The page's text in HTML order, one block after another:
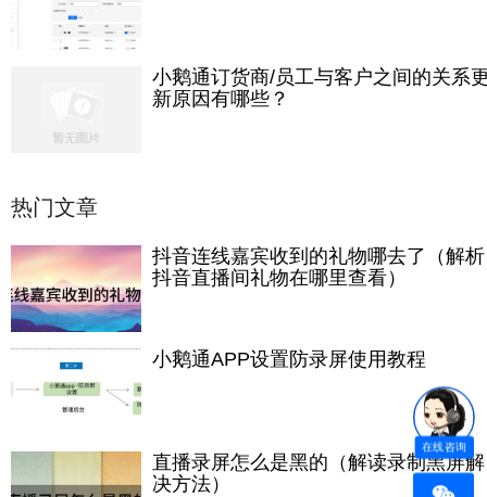
小鹅通订货商/员工与客户之间的关系
新原因有哪些？
热门文章
抖音连线嘉宾收到的礼物哪去了（解析
抖音直播间礼物在哪里查看）
小鹅通APP设置防录屏使用教程
直播录屏怎么是黑的（解读录制黑屏解
决方法）
在线咨询